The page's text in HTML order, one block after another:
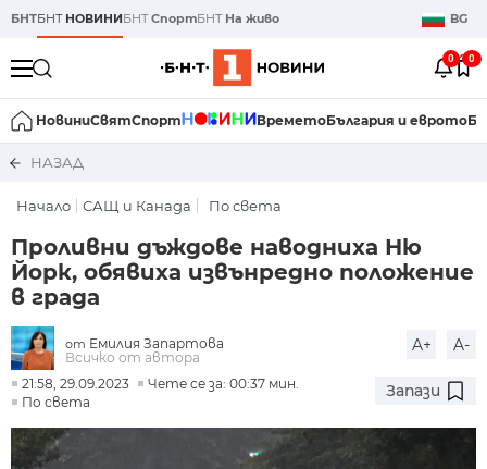
БНТБНТ НОВИНИБНТСпортБНТ На живо BG
0 0
НовиниСвятСпорт ВреметоБългария и еврото
НАЗАД
Начало САЩ и Канада По света
Проливни дъждове наводниха Ню
Йорк, обявиха извънредно положение
в града
от Емилия Запартова
Всичко от автора
A+ A-
21:58, 29.09.2023
Чете се за: 00:37 мин.
По света
Запази